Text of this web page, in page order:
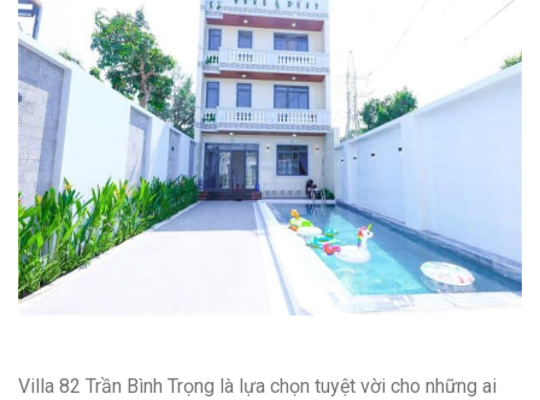
Villa 82 Trần Bình Trọng là lựa chọn tuyệt vời cho những ai